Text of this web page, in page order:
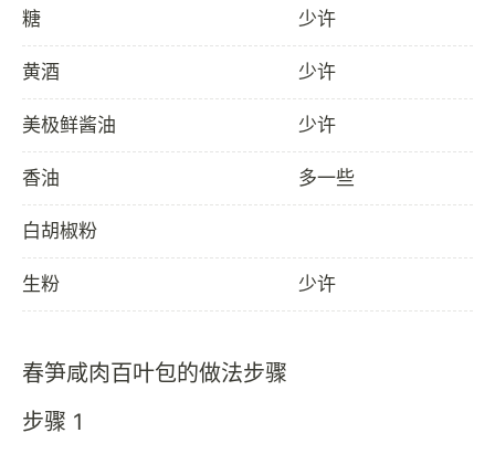
糖 少许
黄酒 少许
美极鲜酱油 少许
香油 多一些
白胡椒粉
生粉 少许
春笋咸肉百叶包的做法步骤
步骤 1